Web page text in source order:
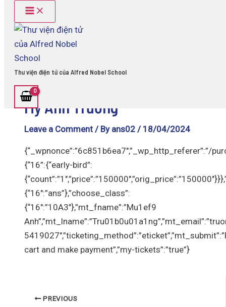
content
Main
Menu
Thư viện điện tử của Alfred Nobel School
Mỹ Anh Trương
Leave a Comment / By ans02 / 18/04/2024
{“_wpnonce”:”6c851b6ea7″,”_wp_http_referer”:”/
{“16”:{“early-bird”:
{“16″:”ans”},”choose_class”:
{“16″:”10A3″},”mt_fname”:”Mu1ef9
cart and make payment”,”my-tickets”:”true”}
Post
navigation
PREVIOUS